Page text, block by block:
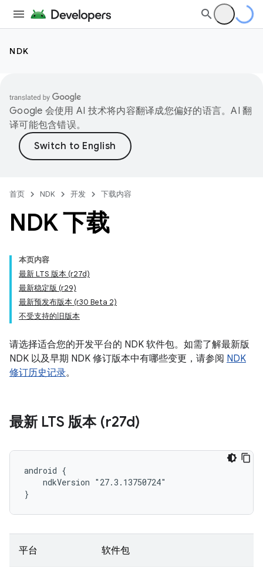
NDK
Google 会使用 AI 技术将内容翻译成您偏好的语言。AI 翻
译可能包含错误。
首页 NDK 开发 下载内容
NDK 下载
本页内容
最新 LTS 版本 (r27d)
最新稳定版 (r29)
最新预发布版本 (r30 Beta 2)
不受支持的旧版本
请选择适合您的开发平台的 NDK 软件包。如需了解最新版
NDK 以及早期 NDK 修订版本中有哪些变更，请参阅 NDK
修订历史记录。
最新 LTS 版本 (r27d)
android {
    ndkVersion "27.3.13750724"
}
平台 软件包